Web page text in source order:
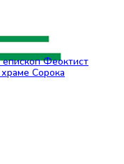
епископ Феоктист
Сорока